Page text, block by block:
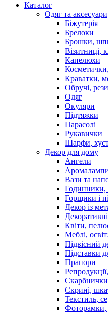
Каталог
Oдяг та аксесуари
Біжутерія
Брелоки
Брошки,
Візитниці,
Капелюхи
Краватки,
Обручі,
Одяг
Окуляри
Підтяжки
Парасолі
Рукавички
Шарфи,
Декор для дому
Ангели
Вази та
Годинники,
Горщики і
Декор із
Квіти,
Меблі,
Підвісний
Підставки
Прапори
Скарбнички
Скрині,
Текстиль,
Фоторамки,